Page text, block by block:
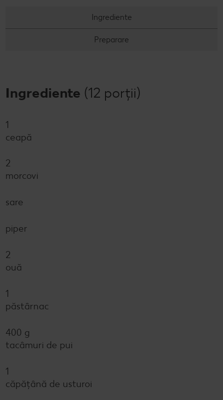
Revista Kaufland - Acum și pe WhatsApp!
Ingrediente
Preparare
Ingrediente (12 porții)
1
ceapă
2
morcovi
sare
piper
2
ouă
1
păstârnac
400 g
tacâmuri de pui
1
căpățână de usturoi